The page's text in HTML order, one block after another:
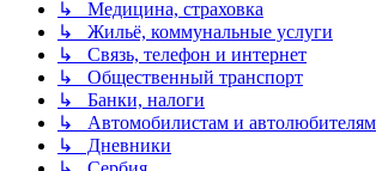
↳ Медицина, страховка
↳ Жильё, коммунальные услуги
↳ Связь, телефон и интернет
↳ Общественный транспорт
↳ Банки, налоги
↳ Автомобилистам и автолюбителям
↳ Дневники